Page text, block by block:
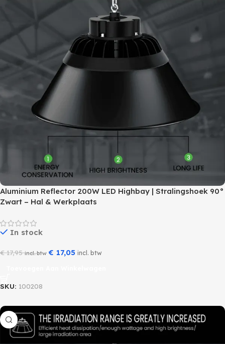
Aluminium Reflector 200W LED Highbay | Stralingshoek 90°
Zwart – Hal & Werkplaats
In stock
€17,95 incl. btw € 17,05 incl. btw
SKU: 100208